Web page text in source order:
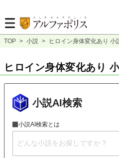
TOP > 小説 > ヒロイン身体変化あり 小
ヒロイン身体変化あり
小説AI検索
小説AI検索とは